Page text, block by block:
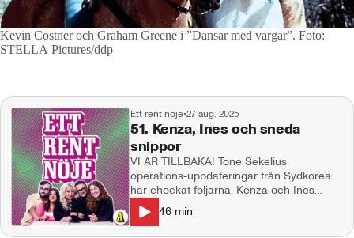
Kevin Costner och Graham Greene i ”Dansar med vargar”. Foto:
STELLA Pictures/ddp
Ett rent nöje•27 aug. 2025
51. Kenza, Ines och sneda
snippor
VI ÄR TILLBAKA! Tone Sekelius
operations-uppdateringar från Sydkorea
har chockat följarna, Kenza och Ines
normaliserar sneda snippor, en viss kändis
har spårat ur fullkomligt med trenden
46 min